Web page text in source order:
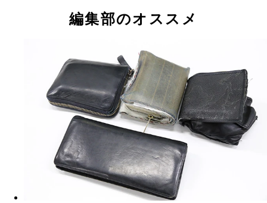
編集部のオススメ